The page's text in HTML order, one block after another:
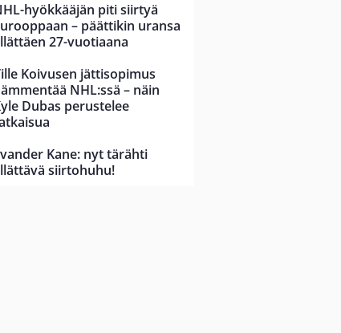
hyökkääjän piti siirtyä
– päättikin uransa
27-vuotiaana
Koivusen jättisopimus
NHL:ssä – näin
Dubas perustelee
Kane: nyt tärähti
siirtohuhu!